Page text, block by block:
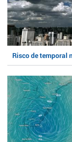
Risco de temporal